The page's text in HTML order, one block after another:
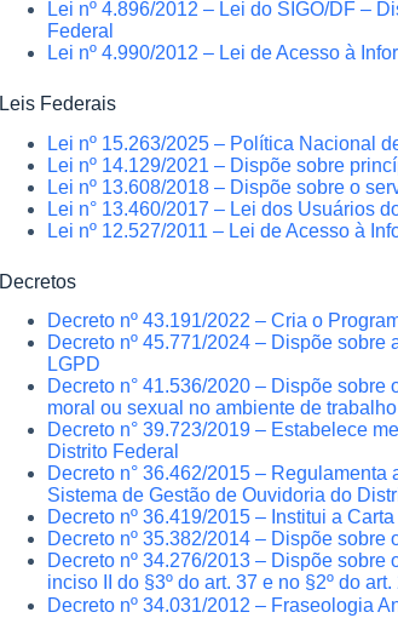
Lei nº 4.896/2012 – Lei do SIGO/DF –
Federal
Lei nº 4.990/2012 – Lei de Acesso à
Leis Federais
Lei nº 15.263/2025 – Política Nacional
Lei nº 14.129/2021 – Dispõe sobre
Lei nº 13.608/2018 – Dispõe sobre o
Lei n° 13.460/2017 – Lei dos Usuários
Lei nº 12.527/2011 – Lei de Acesso à
Decretos
Decreto nº 43.191/2022 – Cria o
Decreto nº 45.771/2024 – Dispõe
LGPD
Decreto n° 41.536/2020 – Dispõe
moral ou sexual no ambiente de trabalho
Decreto n° 39.723/2019 – Estabelece
Distrito Federal
Decreto n° 36.462/2015 –
Sistema de Gestão de Ouvidoria do
Decreto nº 36.419/2015 – Institui a
Decreto nº 35.382/2014 – Dispõe
Decreto nº 34.276/2013 – Dispõe sobre
inciso II do §3º do art. 37 e no §2º do
Decreto nº 34.031/2012 – ​ Fraseologia